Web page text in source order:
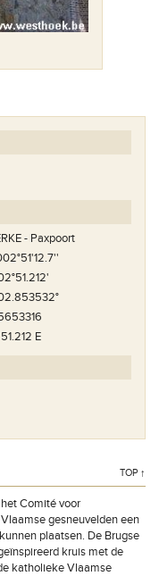
- Paxpoort
E
TOP ↑
Comité voor
gesneuvelden een
plaatsen. De Brugse
kruis met de
katholieke Vlaamse